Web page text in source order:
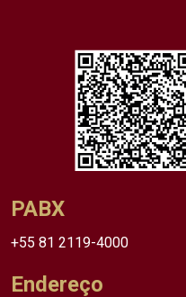
PABX
+55 81 2119-4000
Endereço